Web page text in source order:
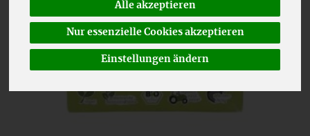
Alle akzeptieren
Nur essenzielle Cookies akzeptieren
Einstellungen ändern